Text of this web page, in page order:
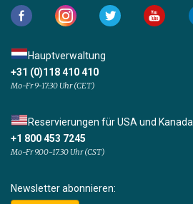
Hauptverwaltung
+31 (0)118 410 410
Mo-Fr 9-17:30 Uhr (CET)
Reservierungen für USA und Kanada
+1 800 453 7245
Mo-Fr 9.00-17.30 Uhr (CST)
Newsletter abonnieren: